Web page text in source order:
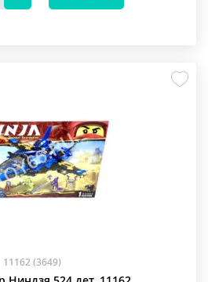
11162 (3649)